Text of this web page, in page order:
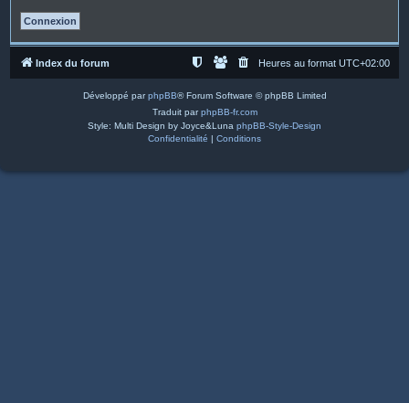
Index du forum Heures au format UTC+02:00
Développé parphpBB® Forum Software © phpBB Limited
Traduit parphpBB-fr.com
Style: Multi Design by Joyce&Luna phpBB-Style-Design
Confidentialité | Conditions